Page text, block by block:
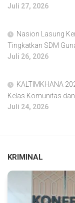
Juli 27, 2026
Nasion Lasung
Tingkatkan SDM
Juli 26, 2026
KALTIMKHANA
Kelas Komunitas
Juli 24, 2026
KRIMINAL